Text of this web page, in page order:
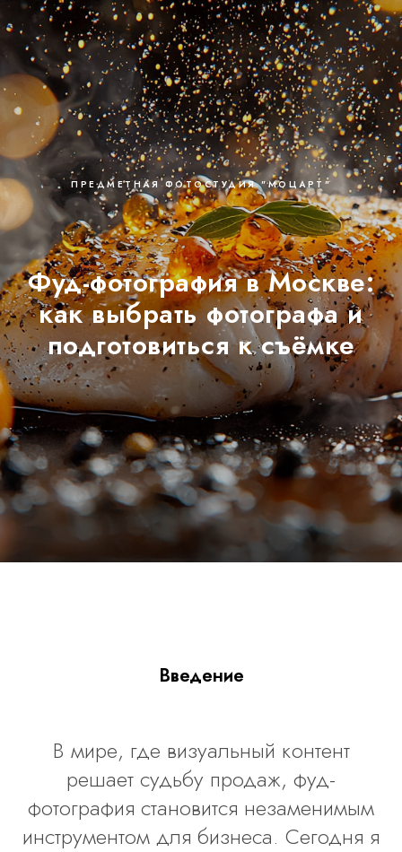
ПРЕДМЕТНАЯ ФОТОСТУДИЯ "МОЦАРТ"
Фуд-фотография в Москве:
как выбрать фотографа и
подготовиться к съёмке
Введение
В мире, где визуальный контент
решает судьбу продаж, фуд-
фотография становится незаменимым
инструментом для бизнеса. Сегодня я